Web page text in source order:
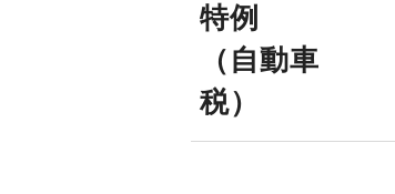
特例
（自動車
税）